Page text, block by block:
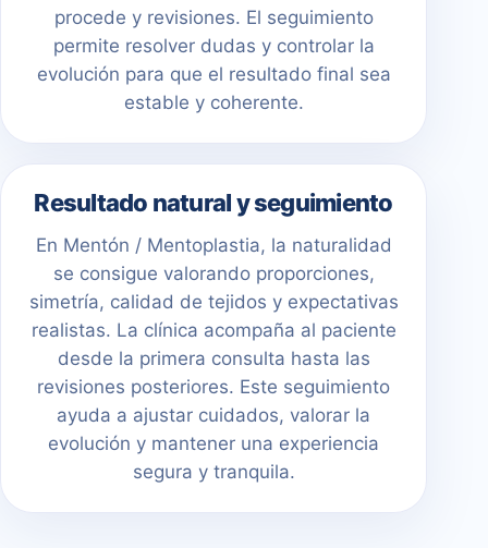
procede y revisiones. El seguimiento
permite resolver dudas y controlar la
evolución para que el resultado final sea
estable y coherente.
Resultado natural y seguimiento
En Mentón / Mentoplastia, la naturalidad
se consigue valorando proporciones,
simetría, calidad de tejidos y expectativas
realistas. La clínica acompaña al paciente
desde la primera consulta hasta las
revisiones posteriores. Este seguimiento
ayuda a ajustar cuidados, valorar la
evolución y mantener una experiencia
segura y tranquila.